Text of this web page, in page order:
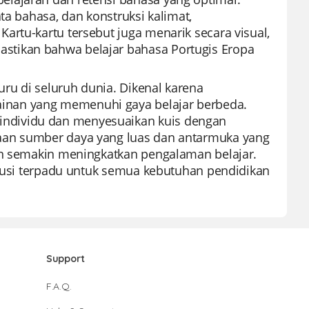
bahasa, dan konstruksi kalimat,
kartu tersebut juga menarik secara visual,
bahwa belajar bahasa Portugis Eropa
di seluruh dunia. Dikenal karena
yang memenuhi gaya belajar berbeda.
dan menyesuaikan kuis dengan
sumber daya yang luas dan antarmuka yang
semakin meningkatkan pengalaman belajar.
terpadu untuk semua kebutuhan pendidikan
Support
F.A.Q.